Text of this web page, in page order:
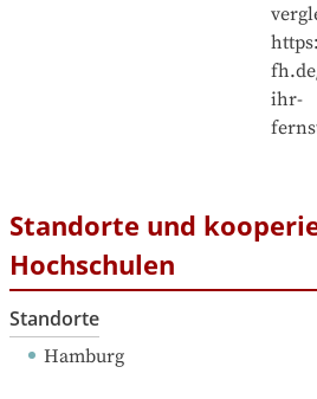
ihr-
Standorte und
Hochschulen
Standorte
Hamburg